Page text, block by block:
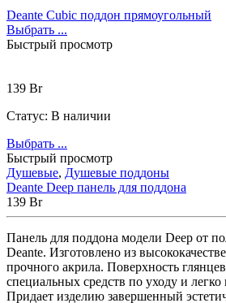
Deante Cubic поддон прямоугольный
Выбрать ...
Быстрый просмотр
139 Br
Статус: В наличии
Выбрать ...
Быстрый просмотр
Душевые, Душевые поддоны
Deante Deep панель для поддона
139 Br
Панель для поддона модели Deep от
Deante. Изготовлено из
прочного акрила. Поверхность
специальных средств по уходу и легко
Придает изделию завершенный